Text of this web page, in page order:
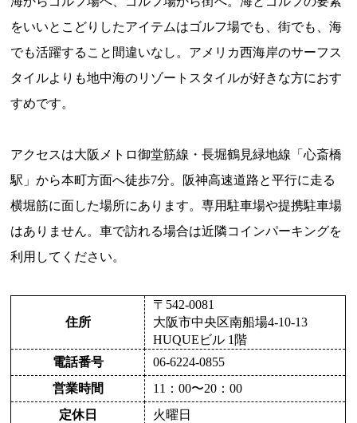
をいいとこどりしたアイテムはゴルフ場でも、街でも、海
でも活躍すること間違いなし。アメリカ西海岸のサーフス
タイルよりも地中海のリゾートスタイルが好きな方におす
すめです。
アクセスは大阪メトロ御堂筋線・長堀鶴見緑地線「心斎橋
駅」から本町方面へ徒歩7分。阪神高速道路と平行に走る
横堀筋に面した場所にあります。専用駐車場や提携駐車場
はありません。車で訪れる場合は近隣コインパーキングを
利用してください。
住所
〒542-0081
大阪市中央区南船場4-10-13
HUQUEビル 1階
電話番号
06-6224-0855
営業時間
11：00〜20：00
定休日
火曜日